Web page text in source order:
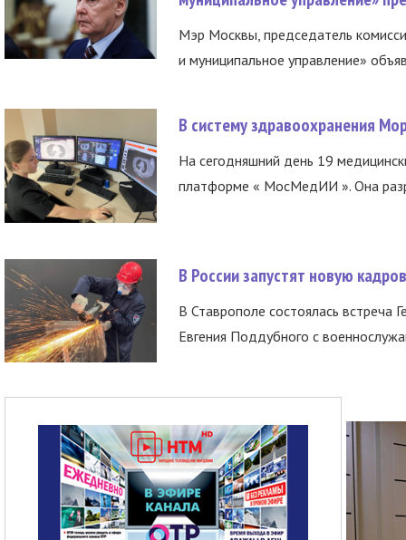
Мэр Москвы, председатель
и муниципальное управление»
В систему здравоохранения
На сегодняшний день 19
платформе « МосМедИИ ». Она
В России запустят новую
В Ставрополе состоялась встреча
Евгения Поддубного с